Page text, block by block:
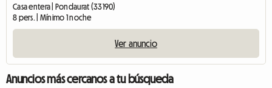
Casa entera | Pondaurat (33190)
8 pers. | Mínimo 1 noche
Ver anuncio
Anuncios más cercanos a tu búsqueda